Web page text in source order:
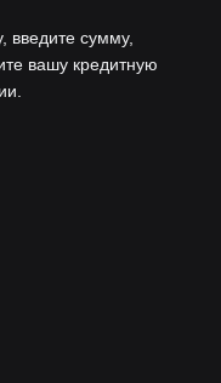
сумму,
вашу кредитную